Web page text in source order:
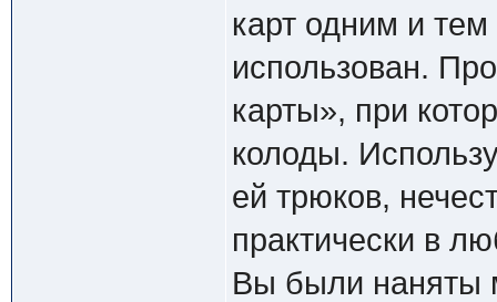
карт одним и
использован.
карты», при
колоды.
ей трюков,
практически в
Вы были наняты